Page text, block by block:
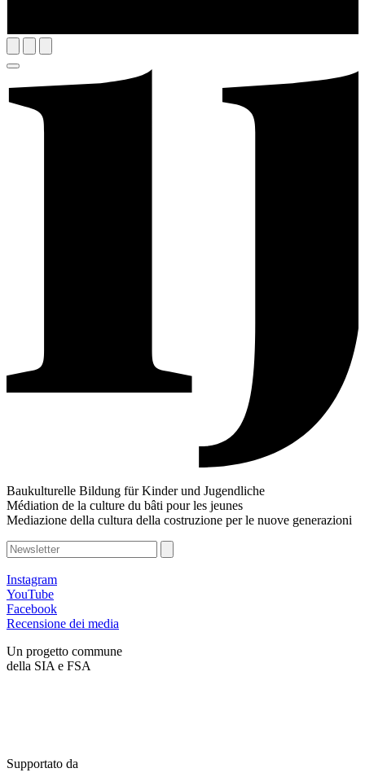
Baukulturelle Bildung für Kinder und Jugendliche
Médiation de la culture du bâti pour les jeunes
Mediazione della cultura della costruzione per le nuove generazioni
Instagram
YouTube
Facebook
Recensione dei media
Un progetto commune
della SIA e FSA
Supportato da